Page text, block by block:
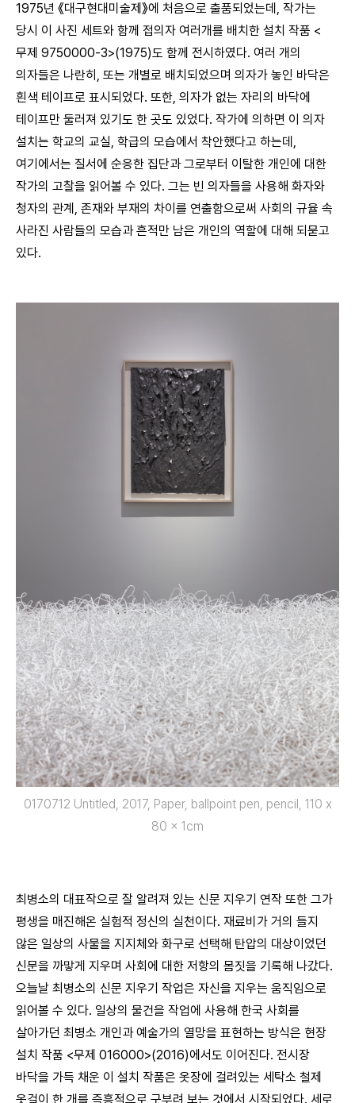
1975년 《대구현대미술제》에 처음으로 출품되었는데, 작가는
당시 이 사진 세트와 함께 접의자 여러개를 배치한 설치 작품 <
무제 9750000-3>(1975)도 함께 전시하였다. 여러 개의
의자들은 나란히, 또는 개별로 배치되었으며 의자가 놓인 바닥은
흰색 테이프로 표시되었다. 또한, 의자가 없는 자리의 바닥에
테이프만 둘러져 있기도 한 곳도 있었다. 작가에 의하면 이 의자
설치는 학교의 교실, 학급의 모습에서 착안했다고 하는데,
여기에서는 질서에 순응한 집단과 그로부터 이탈한 개인에 대한
작가의 고찰을 읽어볼 수 있다. 그는 빈 의자들을 사용해 화자와
청자의 관계, 존재와 부재의 차이를 연출함으로써 사회의 규율 속
사라진 사람들의 모습과 흔적만 남은 개인의 역할에 대해 되묻고
있다.
0170712 Untitled, 2017, Paper, ballpoint pen, pencil, 110 x
80 x 1cm
최병소의 대표작으로 잘 알려져 있는 신문 지우기 연작 또한 그가
평생을 매진해온 실험적 정신의 실천이다. 재료비가 거의 들지
않은 일상의 사물을 지지체와 화구로 선택해 탄압의 대상이었던
신문을 까맣게 지우며 사회에 대한 저항의 몸짓을 기록해 나갔다.
오늘날 최병소의 신문 지우기 작업은 자신을 지우는 움직임으로
읽어볼 수 있다. 일상의 물건을 작업에 사용해 한국 사회를
살아가던 최병소 개인과 예술가의 열망을 표현하는 방식은 현장
설치 작품 <무제 016000>(2016)에서도 이어진다. 전시장
바닥을 가득 채운 이 설치 작품은 옷장에 걸려있는 세탁소 철제
옷걸이 한 개를 즉흥적으로 구부려 보는 것에서 시작되었다. 세로